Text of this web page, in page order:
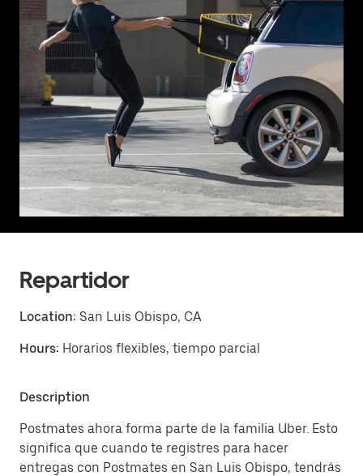
Repartidor
Location: San Luis Obispo, CA
Hours: Horarios flexibles, tiempo parcial
Description
Postmates ahora forma parte de la familia Uber. Esto
significa que cuando te registres para hacer
entregas con Postmates en San Luis Obispo, tendrás